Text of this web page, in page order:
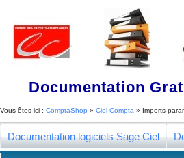
Documentation
Vous êtes ici : ComptaShop » Ciel Compta » Imports
Documentation logiciels Sage Ciel